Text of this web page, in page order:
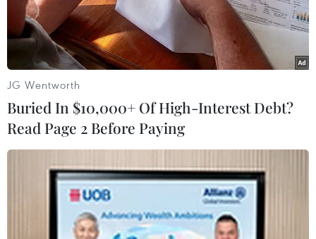
#Ba Lan #ngũ cốc
#cấm nhập khẩu
Theo dõi VietnamPlus
JG Wentworth
Buried In $10,000+ Of High-Interest Debt?
Read Page 2 Before Paying